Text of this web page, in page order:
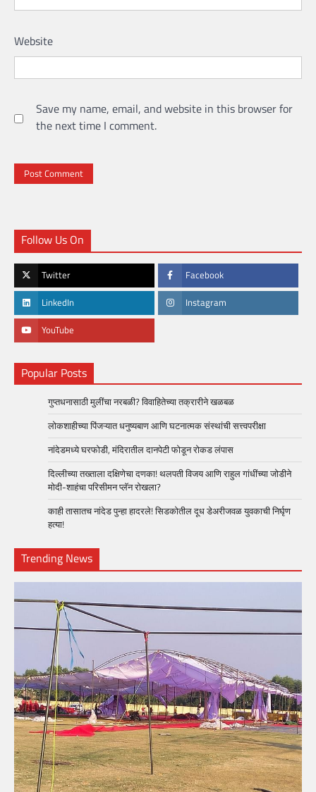
Website
Save my name, email, and website in this browser for
the next time I comment.
Follow Us On
Twitter Facebook
LinkedIn Instagram
YouTube
Popular Posts
गुप्तधनासाठी मुलींचा नरबळी? विवाहितेच्या तक्रारीने खळबळ
लोकशाहीच्या पिंजऱ्यात धनुष्यबाण आणि घटनात्मक संस्थांची सत्त्वपरीक्षा
नांदेडमध्ये घरफोडी, मंदिरातील दानपेटी फोडून रोकड लंपास
दिल्लीच्या तख्ताला दक्षिणेचा दणका! थलपती विजय आणि राहुल गांधींच्या जोडीने
मोदी-शाहंचा परिसीमन प्लॅन रोखला?
काही तासातच नांदेड पुन्हा हादरले! सिडकोतील दूध डेअरीजवळ युवकाची निर्घृण
हत्या!
Trending News